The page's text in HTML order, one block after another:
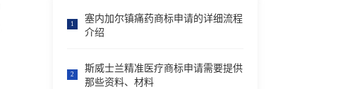
1
塞内加尔镇痛药商标申请的详细流程
介绍
2
斯威士兰精准医疗商标申请需要提供
那些资料、材料